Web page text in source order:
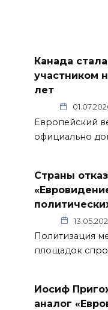
Канада
участником
лет
Европейский
официально
Страны
Политизация
площадок
Иосиф
аналог